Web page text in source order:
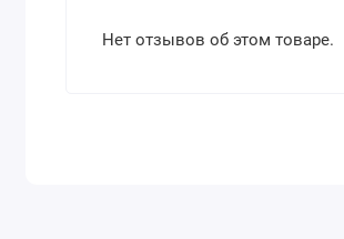
Нет отзывов об этом товаре.